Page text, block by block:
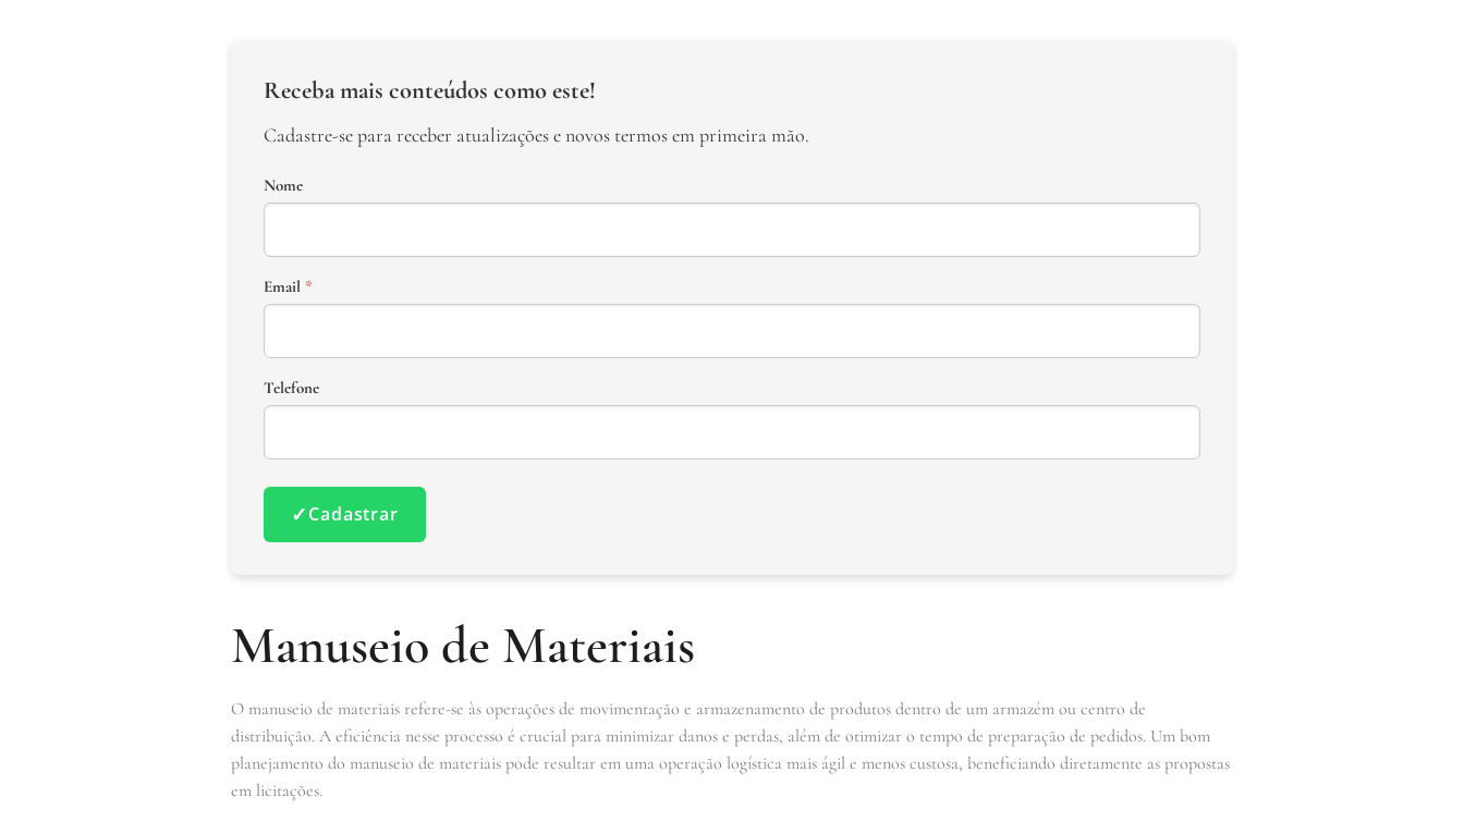
Receba mais conteúdos como este!
Cadastre-se para receber atualizações e novos termos em primeira mão.
Nome
Email *
Telefone
✓Cadastrar
Manuseio de Materiais
O manuseio de materiais refere-se às operações de movimentação e armazenamento de produtos dentro de um armazém ou centro de
distribuição. A eficiência nesse processo é crucial para minimizar danos e perdas, além de otimizar o tempo de preparação de pedidos. Um bom
planejamento do manuseio de materiais pode resultar em uma operação logística mais ágil e menos custosa, beneficiando diretamente as propostas
em licitações.